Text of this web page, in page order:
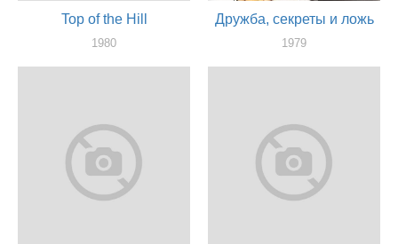
Top of the Hill
1980
Дружба, cекреты и ложь
1979